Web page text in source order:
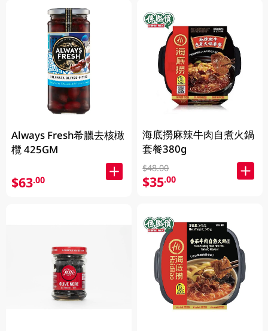
Always Fresh希臘去核橄
欖 425GM
$63.00
海底撈麻辣牛肉自煮火鍋
套餐380g
$48.00
$35.00